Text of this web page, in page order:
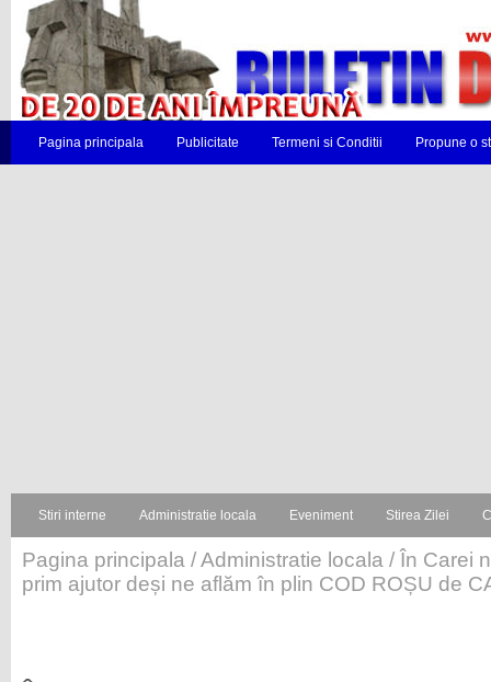
Pagina principala Publicitate Termeni si Conditii Propune o
Stiri interne Administratie locala Eveniment Stirea Zilei
Pagina principala /Administratie locala / În Carei
prim ajutor deși ne aflăm în plin COD ROȘU de